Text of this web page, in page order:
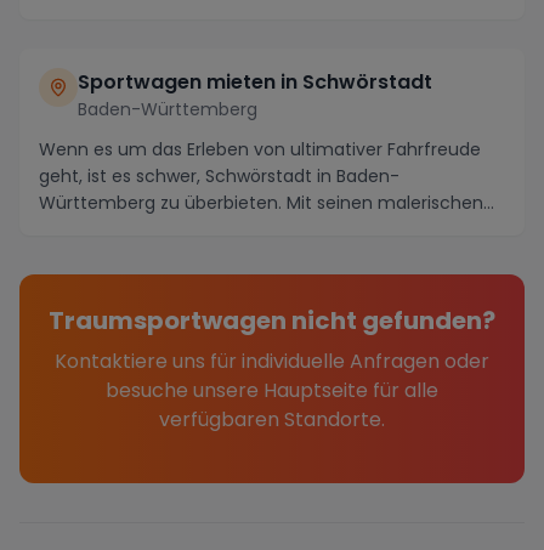
Sportwagen mieten in Schwörstadt
Baden-Württemberg
Wenn es um das Erleben von ultimativer Fahrfreude
geht, ist es schwer, Schwörstadt in Baden-
Württemberg zu überbieten. Mit seinen malerischen
Traumsportwagen nicht gefunden?
Kontaktiere uns für individuelle Anfragen oder
besuche unsere Hauptseite für alle
verfügbaren Standorte.